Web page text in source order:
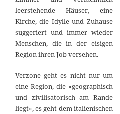
leerstehende Häuser, eine
Kirche, die Idylle und Zuhause
suggeriert und immer wieder
Menschen, die in der eisigen
Region ihren Job versehen.
Verzone geht es nicht nur um
eine Region, die »geographisch
und zivilisatorisch am Rande
liegt«, es geht dem italienischen